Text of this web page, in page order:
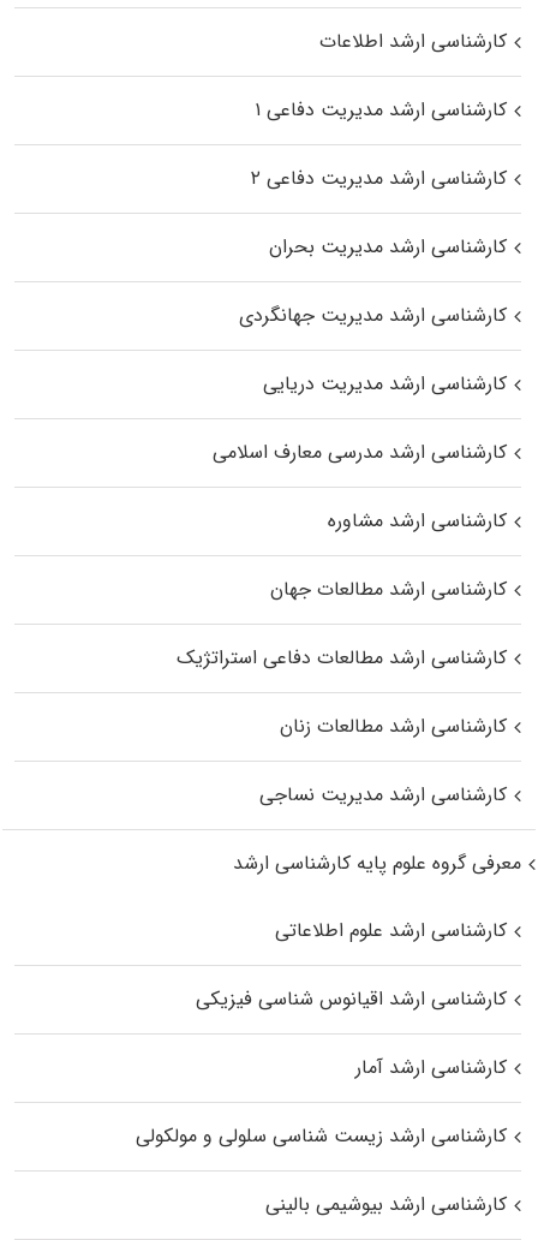
کارشناسی ارشد اطلاعات
کارشناسی ارشد مدیریت دفاعی ۱
کارشناسی ارشد مدیریت دفاعی ۲
کارشناسی ارشد مدیریت بحران
کارشناسی ارشد مدیریت جهانگردی
کارشناسی ارشد مدیریت دریایی
کارشناسی ارشد مدرسی معارف اسلامی
کارشناسی ارشد مشاوره
کارشناسی ارشد مطالعات جهان
کارشناسی ارشد مطالعات دفاعی استراتژیک
کارشناسی ارشد مطالعات زنان
کارشناسی ارشد مدیریت نساجی
معرفی گروه علوم پایه کارشناسی ارشد
کارشناسی ارشد علوم اطلاعاتی
کارشناسی ارشد اقیانوس‌ شناسی فیزیکی
کارشناسی ارشد آمار
کارشناسی ارشد زیست شناسی سلولی و مولکولی
کارشناسی ارشد بیوشیمی بالینی